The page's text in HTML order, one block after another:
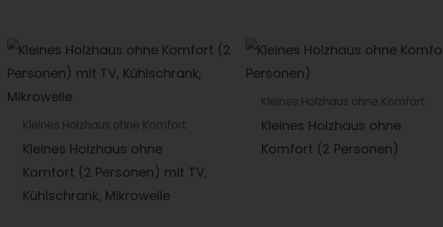
Kleines Holzhaus ohne Komfort
Kleines Holzhaus ohne
Komfort (2 Personen) mit TV,
Kühlschrank, Mikrowelle
Kleines Holzhaus ohne Komfort
Kleines Holzhaus ohne
Komfort (2 Personen)